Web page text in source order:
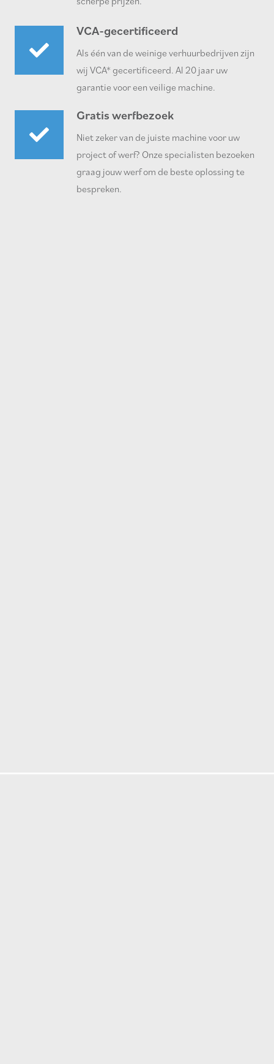
VCA-gecertificeerd
Als één van de weinige verhuurbedrijven zijn
wij VCA* gecertificeerd. Al 20 jaar uw
garantie voor een veilige machine.
Gratis werfbezoek
Niet zeker van de juiste machine voor uw
project of werf? Onze specialisten bezoeken
graag jouw werf om de beste oplossing te
bespreken.